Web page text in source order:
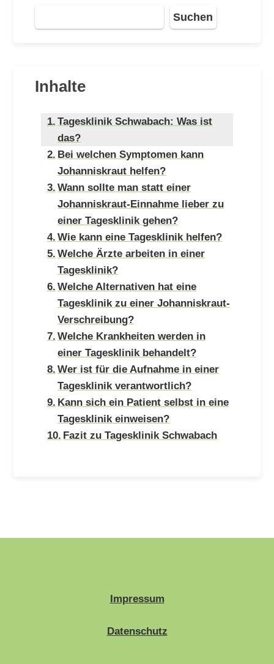
Suchen
Inhalte
Tagesklinik Schwabach: Was ist
das?
Bei welchen Symptomen kann
Johanniskraut helfen?
Wann sollte man statt einer
Johanniskraut-Einnahme lieber zu
einer Tagesklinik gehen?
Wie kann eine Tagesklinik helfen?
Welche Ärzte arbeiten in einer
Tagesklinik?
Welche Alternativen hat eine
Tagesklinik zu einer Johanniskraut-
Verschreibung?
Welche Krankheiten werden in
einer Tagesklinik behandelt?
Wer ist für die Aufnahme in einer
Tagesklinik verantwortlich?
Kann sich ein Patient selbst in eine
Tagesklinik einweisen?
Fazit zu Tagesklinik Schwabach
Impressum
Datenschutz